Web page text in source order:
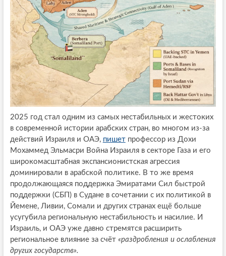
2025 год стал одним из самых нестабильных и жестоких
в современной истории арабских стран, во многом из-за
действий Израиля и ОАЭ, пишетпрофессор из Дохи
Мохаммед Эльмасри Война Израиля в секторе Газа и его
широкомасштабная экспансионистская агрессия
доминировали в арабской политике. В то же время
продолжающаяся поддержка Эмиратами Сил быстрой
поддержки (СБП) в Судане в сочетании с их политикой в
Йемене, Ливии, Сомали и других странах ещё больше
усугубила региональную нестабильность и насилие. И
Израиль, и ОАЭ уже давно стремятся расширить
региональное влияние за счёт«раздробления и ослабления
других государств».